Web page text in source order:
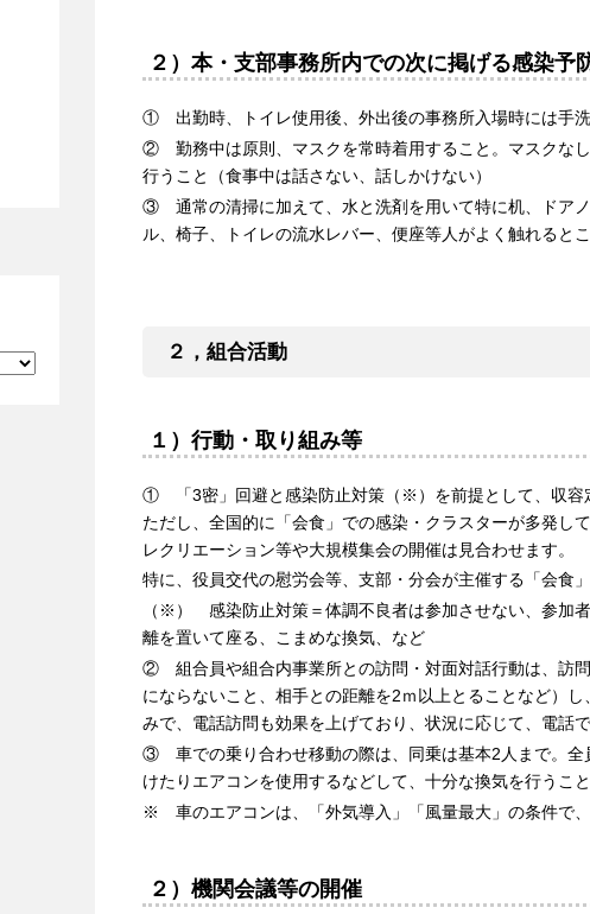
２）本・支部事務所内での次に掲げる感染予
① 出勤時、トイレ使用後、外出後の事務所入場時には手
② 勤務中は原則、マスクを常時着用すること。マスクな
行うこと（食事中は話さない、話しかけない）
③ 通常の清掃に加えて、水と洗剤を用いて特に机、ドア
ル、椅子、トイレの流水レバー、便座等人がよく触れると
２，組合活動
１）行動・取り組み等
① 「3密」回避と感染防止対策（※）を前提として、収容
ただし、全国的に「会食」での感染・クラスターが多発し
レクリエーション等や大規模集会の開催は見合わせます。
特に、役員交代の慰労会等、支部・分会が主催する「会食」
（※） 感染防止対策＝体調不良者は参加させない、参加
離を置いて座る、こまめな換気、など
② 組合員や組合内事業所との訪問・対面対話行動は、訪
にならないこと、相手との距離を2ｍ以上とることなど）
みで、電話訪問も効果を上げており、状況に応じて、電話
③ 車での乗り合わせ移動の際は、同乗は基本2人まで。全
けたりエアコンを使用するなどして、十分な換気を行うこと
※ 車のエアコンは、「外気導入」「風量最大」の条件で
２）機関会議等の開催